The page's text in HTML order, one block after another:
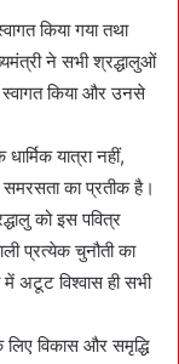
किया गया तथा
ने सभी श्रद्धालुओं
स्वागत किया और उनसे
यात्रा नहीं,
का प्रतीक है।
को इस पवित्र
प्रत्येक चुनौती का
में अटूट विश्वास ही सभी
लिए विकास और समृद्धि